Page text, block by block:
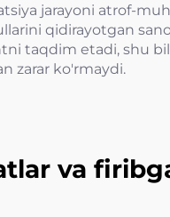
jarayoni atrof-
qidirayotgan
taqdim etadi, shu
zarar ko'rmaydi.
va